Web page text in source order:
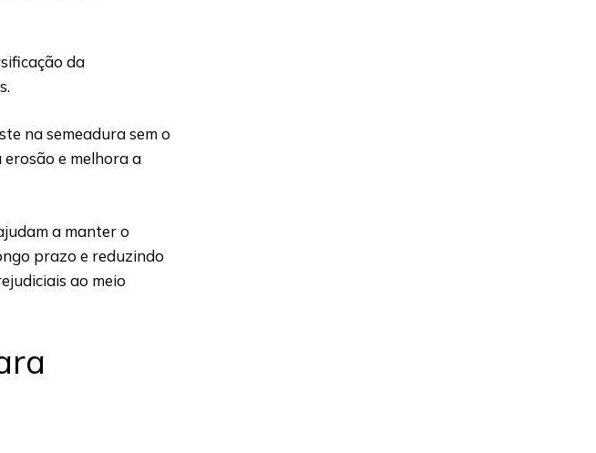
da
na semeadura sem o
e melhora a
a manter o
prazo e reduzindo
ao meio